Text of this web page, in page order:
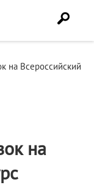
на Всероссийский
на